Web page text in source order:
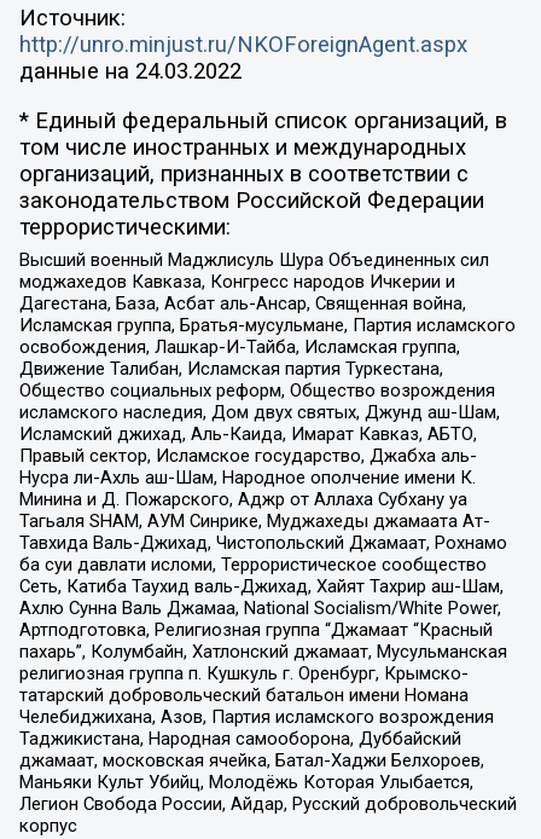
Источник:
http://unro.minjust.ru/NKOForeignAgent.aspx
данные на 24.03.2022
* Единый федеральный список организаций, в
том числе иностранных и международных
организаций, признанных в соответствии с
законодательством Российской Федерации
террористическими:
Высший военный Маджлисуль Шура Объединенных сил
моджахедов Кавказа, Конгресс народов Ичкерии и
Дагестана, База, Асбат аль-Ансар, Священная война,
Исламская группа, Братья-мусульмане, Партия исламского
освобождения, Лашкар-И-Тайба, Исламская группа,
Движение Талибан, Исламская партия Туркестана,
Общество социальных реформ, Общество возрождения
исламского наследия, Дом двух святых, Джунд аш-Шам,
Исламский джихад, Аль-Каида, Имарат Кавказ, АБТО,
Правый сектор, Исламское государство, Джабха аль-
Нусра ли-Ахль аш-Шам, Народное ополчение имени К.
Минина и Д. Пожарского, Аджр от Аллаха Субхану уа
Тагьаля SHAM, АУМ Синрике, Муджахеды джамаата Ат-
Тавхида Валь-Джихад, Чистопольский Джамаат, Рохнамо
ба суи давлати исломи, Террористическое сообщество
Сеть, Катиба Таухид валь-Джихад, Хайят Тахрир аш-Шам,
Ахлю Сунна Валь Джамаа, National Socialism/White Power,
Артподготовка, Религиозная группа “Джамаат “Красный
пахарь”, Колумбайн, Хатлонский джамаат, Мусульманская
религиозная группа п. Кушкуль г. Оренбург, Крымско-
татарский добровольческий батальон имени Номана
Челебиджихана, Азов, Партия исламского возрождения
Таджикистана, Народная самооборона, Дуббайский
джамаат, московская ячейка, Батал-Хаджи Белхороев,
Маньяки Культ Убийц, Молодёжь Которая Улыбается,
Легион Свобода России, Айдар, Русский добровольческий
корпус